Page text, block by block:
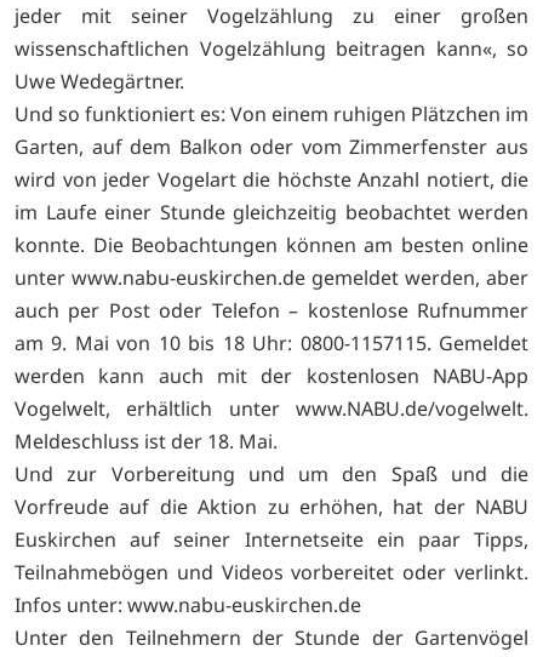
jeder mit seiner Vogelzählung zu einer großen
wissenschaftlichen Vogelzählung beitragen kann«, so
Uwe Wedegärtner.
Und so funktioniert es: Von einem ruhigen Plätzchen im
Garten, auf dem Balkon oder vom Zimmerfenster aus
wird von jeder Vogelart die höchste Anzahl notiert, die
im Laufe einer Stunde gleichzeitig beobachtet werden
konnte. Die Beobachtungen können am besten online
unter www.nabu-euskirchen.de gemeldet werden, aber
auch per Post oder Telefon – kostenlose Rufnummer
am 9. Mai von 10 bis 18 Uhr: 0800-1157115. Gemeldet
werden kann auch mit der kostenlosen NABU-App
Vogelwelt, erhältlich unter www.NABU.de/vogelwelt.
Meldeschluss ist der 18. Mai.
Und zur Vorbereitung und um den Spaß und die
Vorfreude auf die Aktion zu erhöhen, hat der NABU
Euskirchen auf seiner Internetseite ein paar Tipps,
Teilnahmebögen und Videos vorbereitet oder verlinkt.
Infos unter: www.nabu-euskirchen.de
Unter den Teilnehmern der Stunde der Gartenvögel